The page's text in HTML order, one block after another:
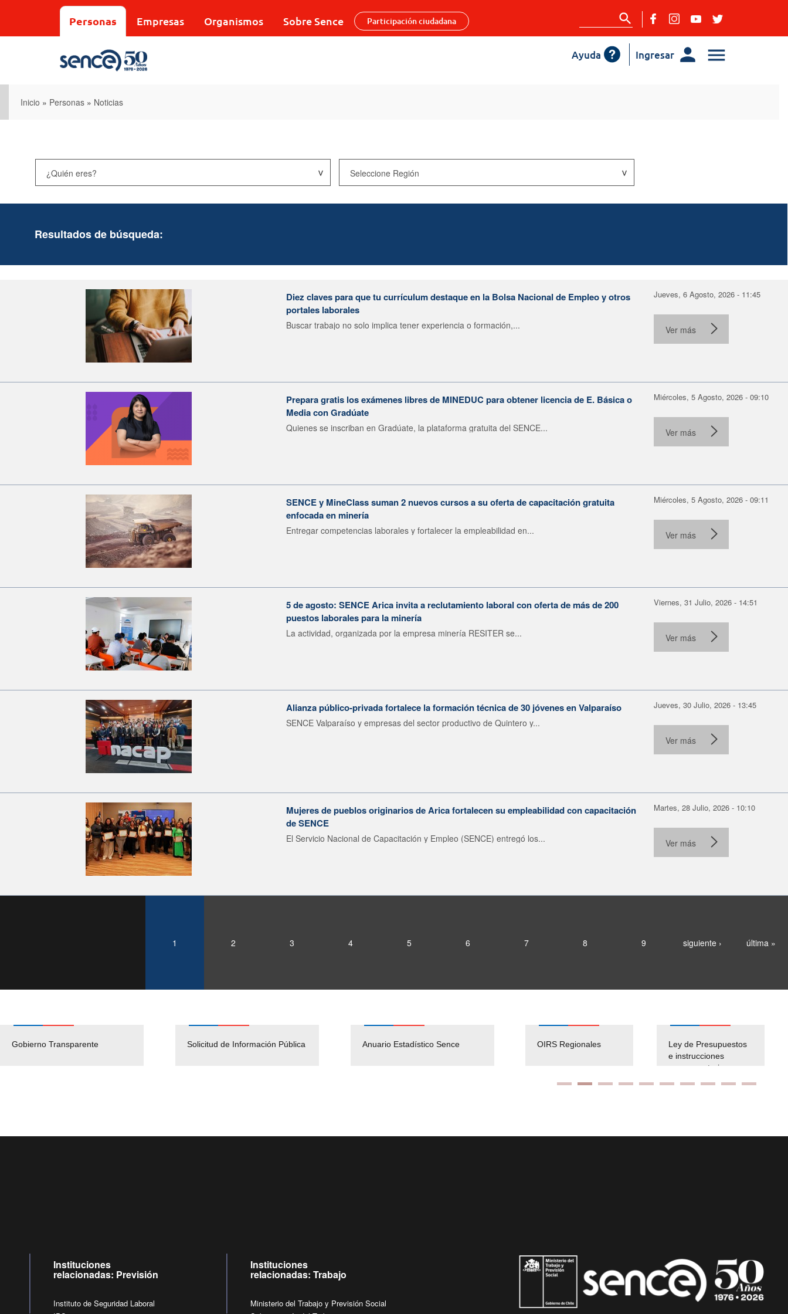
Personas Empresas Organismos Sobre Sence Participación ciudadana
Ingresar
Ayuda
Inicio » Personas » Noticias
Resultados de búsqueda:
Diez claves para que tu currículum destaque en la Bolsa Nacional de Empleo y otros
portales laborales
Buscar trabajo no solo implica tener experiencia o formación,...
Jueves, 6 Agosto, 2026 - 11:45
Ver más
Prepara gratis los exámenes libres de MINEDUC para obtener licencia de E. Básica o
Media con Gradúate
Quienes se inscriban en Gradúate, la plataforma gratuita del SENCE...
Miércoles, 5 Agosto, 2026 - 09:10
Ver más
SENCE y MineClass suman 2 nuevos cursos a su oferta de capacitación gratuita
enfocada en minería
Entregar competencias laborales y fortalecer la empleabilidad en...
Miércoles, 5 Agosto, 2026 - 09:11
Ver más
5 de agosto: SENCE Arica invita a reclutamiento laboral con oferta de más de 200
puestos laborales para la minería
La actividad, organizada por la empresa minería RESITER se...
Viernes, 31 Julio, 2026 - 14:51
Ver más
Alianza público-privada fortalece la formación técnica de 30 jóvenes en Valparaíso
SENCE Valparaíso y empresas del sector productivo de Quintero y...
Jueves, 30 Julio, 2026 - 13:45
Ver más
Mujeres de pueblos originarios de Arica fortalecen su empleabilidad con capacitación
de SENCE
El Servicio Nacional de Capacitación y Empleo (SENCE) entregó los...
Martes, 28 Julio, 2026 - 10:10
Ver más
1 2 3 4 5 6 7 8 9 siguiente › última »
Gobierno Transparente Solicitud de Información Pública Anuario Estadístico Sence
Pago Proveedores
Empleos Públicos
Solicitud Audiencias y
OIRS Regionales
Ley de Presupuestos
e instrucciones
presuspuetarias
Instituciones
relacionadas: Previsión
Instituto de Seguridad Laboral
Instituciones
relacionadas: Trabajo
Ministerio del Trabajo y Previsión Social